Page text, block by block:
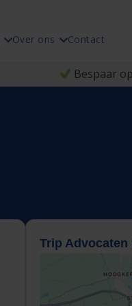
Over ons Contact
Bespaar
Trip Advocaten